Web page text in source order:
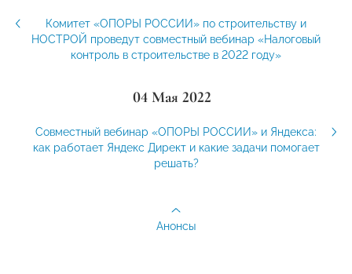
Комитет «ОПОРЫ РОССИИ» по строительству и
НОСТРОЙ проведут совместный вебинар «Налоговый
контроль в строительстве в 2022 году»
04 Мая 2022
Совместный вебинар «ОПОРЫ РОССИИ» и Яндекса:
как работает Яндекс Директ и какие задачи помогает
решать?
Анонсы